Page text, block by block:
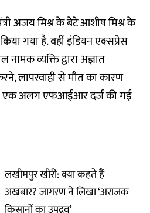
अजय मिश्र के बेटे आशीष मिश्र के
गया है. वहीं इंडियन एक्सप्रेस
व्यक्ति द्वारा अज्ञात
लापरवाही से मौत का कारण
एक अलग एफआईआर दर्ज की गई
लखीमपुर खीरी: क्या कहते हैं
अखबार? जागरण ने लिखा ‘अराजक